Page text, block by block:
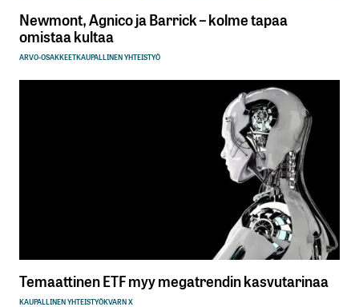
Newmont, Agnico ja Barrick – kolme tapaa
omistaa kultaa
ARVO-OSAKKEETKAUPALLINEN YHTEISTYÖ
Temaattinen ETF myy megatrendin kasvutarinaa
KAUPALLINEN YHTEISTYÖKVARN X